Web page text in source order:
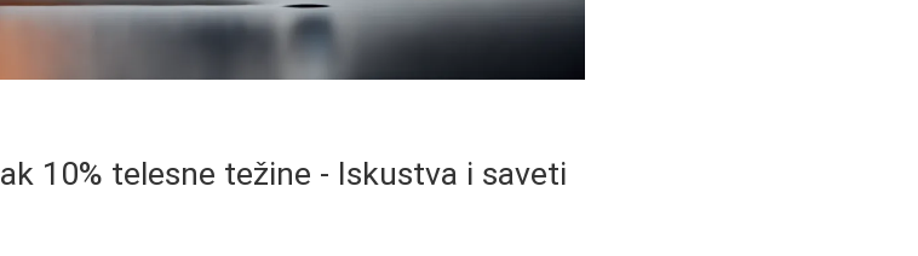
10% telesne težine - Iskustva i saveti